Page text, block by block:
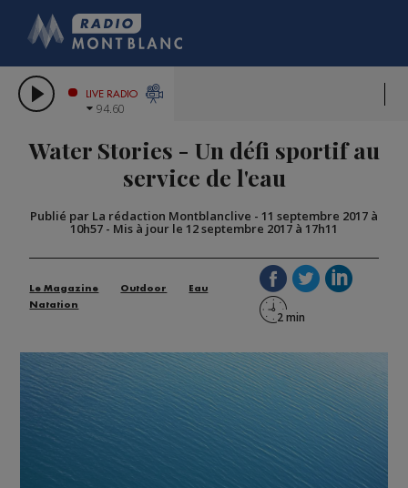
GRAND MASSIF DOMAINES SKIABLES
BIGARD
LIVE RADIO
94.60
Water Stories - Un défi sportif au
service de l'eau
Publié par La rédaction Montblanclive - 11 septembre 2017 à
10h57 - Mis à jour le 12 septembre 2017 à 17h11
Le Magazine Outdoor
Eau
Natation